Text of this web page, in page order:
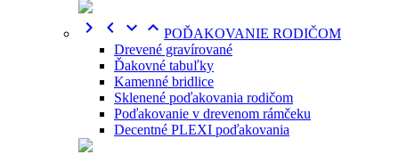
    POĎAKOVANIE RODIČOM
Drevené gravírované
Ďakovné tabuľky
Kamenné bridlice
Sklenené poďakovania rodičom
Poďakovanie v drevenom rámčeku
Decentné PLEXI poďakovania